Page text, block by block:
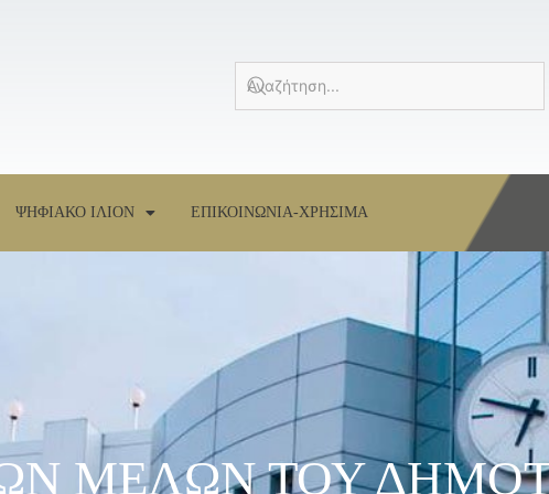
ΨΗΦΙΑΚΟ ΙΛΙΟΝ ΕΠΙΚΟΙΝΩΝΙΑ-ΧΡΗΣΙΜΑ
ΜΕΛΩΝ ΤΟΥ